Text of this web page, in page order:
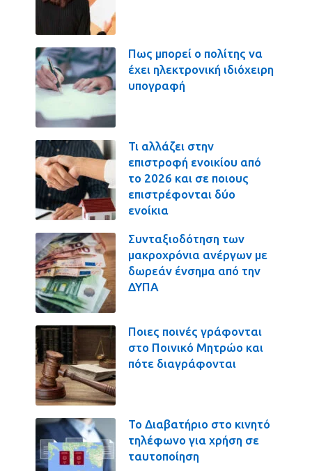
Πως μπορεί ο πολίτης να
έχει ηλεκτρονική ιδιόχειρη
υπογραφή
Τι αλλάζει στην
επιστροφή ενοικίου από
το 2026 και σε ποιους
επιστρέφονται δύο
ενοίκια
Συνταξιοδότηση των
μακροχρόνια ανέργων με
δωρεάν ένσημα από την
ΔΥΠΑ
Ποιες ποινές γράφονται
στο Ποινικό Μητρώο και
πότε διαγράφονται
Το Διαβατήριο στο κινητό
τηλέφωνο για χρήση σε
ταυτοποίηση